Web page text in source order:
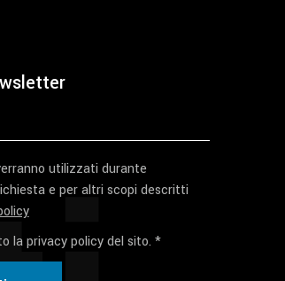
utilizzati durante
e per altri scopi descritti
la privacy policy del sito. *